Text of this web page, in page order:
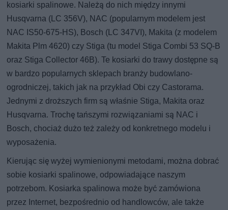
kosiarki spalinowe. Należą do nich między innymi
Husqvarna (LC 356V), NAC (popularnym modelem jest
NAC IS50-675-HS), Bosch (LC 347VI), Makita (z modelem
Makita Plm 4620) czy Stiga (tu model Stiga Combi 53 SQ-B
oraz Stiga Collector 46B). Te kosiarki do trawy dostępne są
w bardzo popularnych sklepach branży budowlano-
ogrodniczej, takich jak na przykład Obi czy Castorama.
Jednymi z droższych firm są właśnie Stiga, Makita oraz
Husqvarna. Trochę tańszymi rozwiązaniami są NAC i
Bosch, chociaż dużo też zależy od konkretnego modelu i
wyposażenia.
Kierując się wyżej wymienionymi metodami, można dobrać
sobie kosiarki spalinowe, odpowiadające naszym
potrzebom. Kosiarka spalinowa może być zamówiona
przez Internet, bezpośrednio od handlowców, ale także